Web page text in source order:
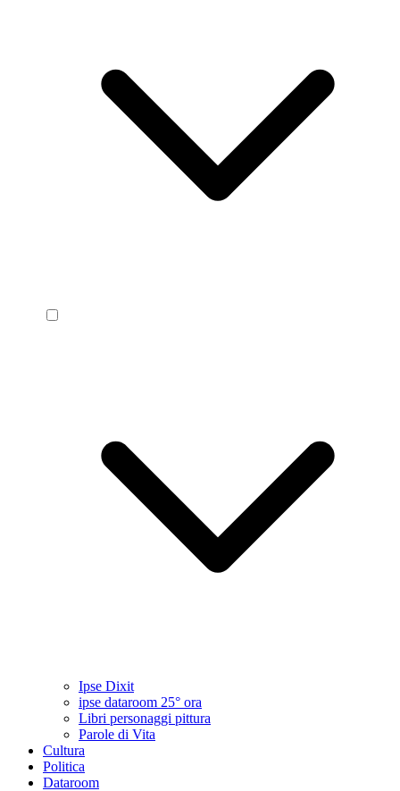
Ipse Dixit
ipse dataroom 25° ora
Libri personaggi pittura
Parole di Vita
Cultura
Politica
Dataroom